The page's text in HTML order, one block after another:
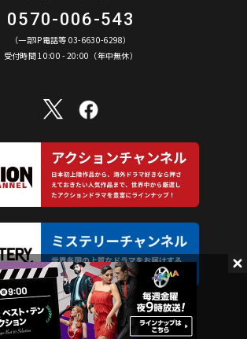
0570-006-543
（一部IP電話等 03-6630-6298）
受付時間 10:00 - 20:00（年中無休）
Co., Ltd. All Rights Reserved.